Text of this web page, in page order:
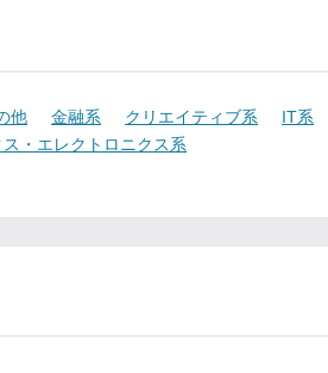
他 金融系 クリエイティブ系
IT系
ス・エレクトロニクス系